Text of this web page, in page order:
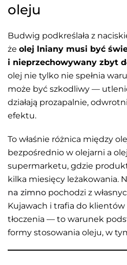
oleju
Budwig podkreślała z
że olej lniany musi być
i nieprzechowywany zbyt
olej nie tylko nie spełnia
może być szkodliwy —
działają prozapalnie,
efektu.
To właśnie różnica między
bezpośrednio w olejarni a
supermarketu, gdzie
kilka miesięcy leżakowania.
na zimno pochodzi z
Kujawach i trafia do klientów
tłoczenia — to warunek
formy stosowania oleju, w